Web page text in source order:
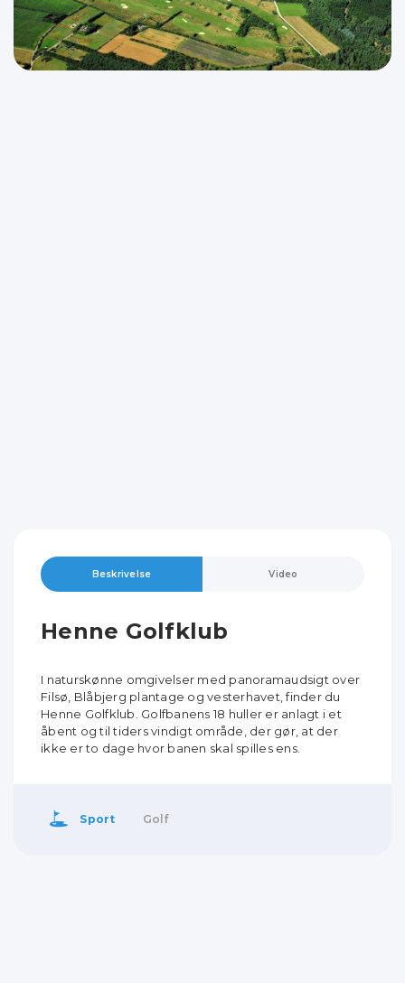
Beskrivelse Video
Henne Golfklub
I naturskønne omgivelser med panoramaudsigt over
Filsø, Blåbjerg plantage og vesterhavet, finder du
Henne Golfklub. Golfbanens 18 huller er anlagt i et
åbent og til tiders vindigt område, der gør, at der
ikke er to dage hvor banen skal spilles ens.
Sport Golf